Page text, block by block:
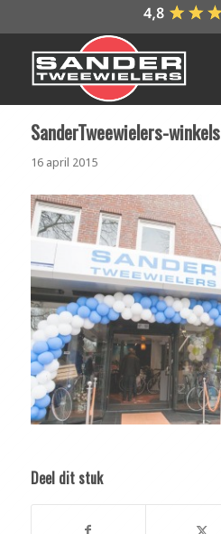
SanderTweewielers-winkels
16 april 2015
Deel dit stuk